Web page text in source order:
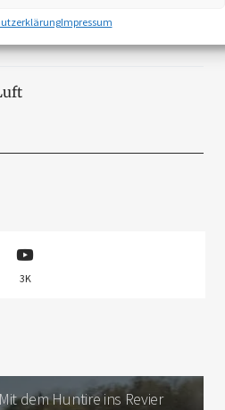
Impressum
3K
Mit dem Huntire ins Revier